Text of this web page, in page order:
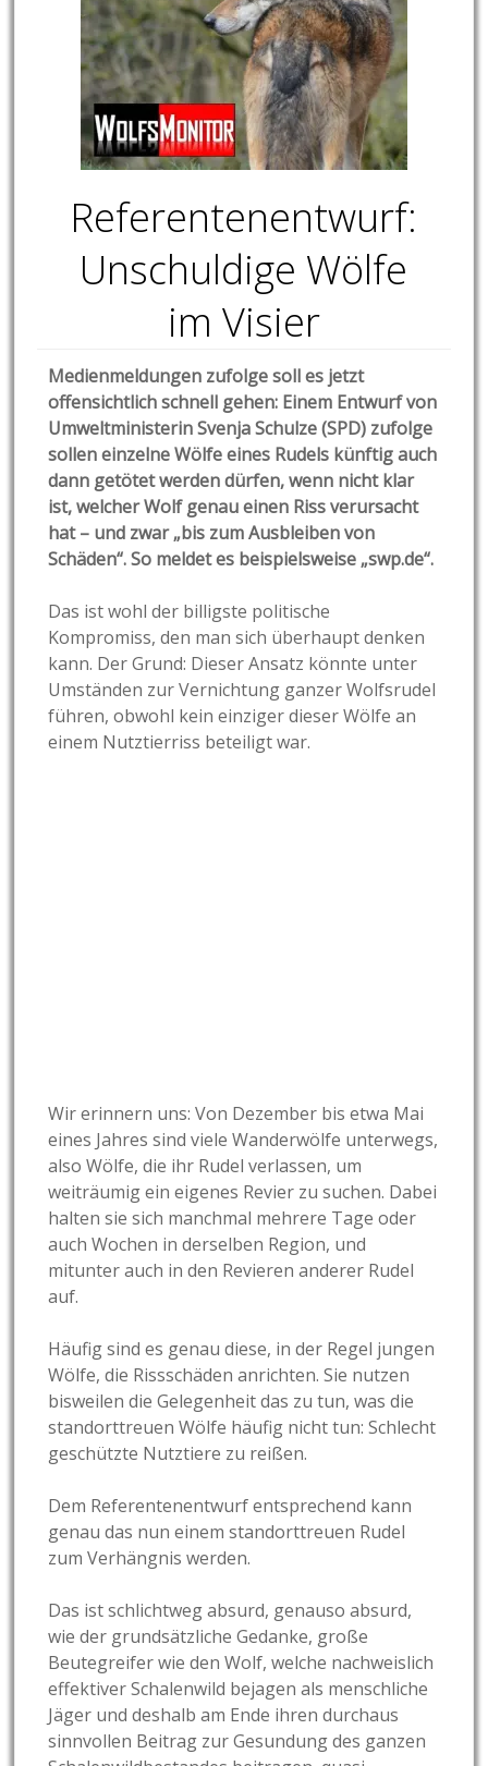
Referentenentwurf:
Unschuldige Wölfe
im Visier
Medienmeldungen zufolge soll es jetzt
offensichtlich schnell gehen: Einem Entwurf von
Umweltministerin Svenja Schulze (SPD) zufolge
sollen einzelne Wölfe eines Rudels künftig auch
dann getötet werden dürfen, wenn nicht klar
ist, welcher Wolf genau einen Riss verursacht
hat – und zwar „bis zum Ausbleiben von
Schäden“. So meldet es beispielsweise „swp.de“.
Das ist wohl der billigste politische
Kompromiss, den man sich überhaupt denken
kann. Der Grund: Dieser Ansatz könnte unter
Umständen zur Vernichtung ganzer Wolfsrudel
führen, obwohl kein einziger dieser Wölfe an
einem Nutztierriss beteiligt war.
Wir erinnern uns: Von Dezember bis etwa Mai
eines Jahres sind viele Wanderwölfe unterwegs,
also Wölfe, die ihr Rudel verlassen, um
weiträumig ein eigenes Revier zu suchen. Dabei
halten sie sich manchmal mehrere Tage oder
auch Wochen in derselben Region, und
mitunter auch in den Revieren anderer Rudel
auf.
Häufig sind es genau diese, in der Regel jungen
Wölfe, die Rissschäden anrichten. Sie nutzen
bisweilen die Gelegenheit das zu tun, was die
standorttreuen Wölfe häufig nicht tun: Schlecht
geschützte Nutztiere zu reißen.
Dem Referentenentwurf entsprechend kann
genau das nun einem standorttreuen Rudel
zum Verhängnis werden.
Das ist schlichtweg absurd, genauso absurd,
wie der grundsätzliche Gedanke, große
Beutegreifer wie den Wolf, welche nachweislich
effektiver Schalenwild bejagen als menschliche
Jäger und deshalb am Ende ihren durchaus
sinnvollen Beitrag zur Gesundung des ganzen